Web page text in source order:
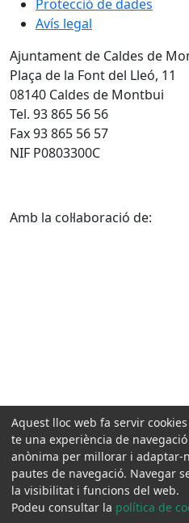
Protecció de dades
Avís legal
Ajuntament de Caldes de
Plaça de la Font del Lleó, 11
08140 Caldes de Montbui
Tel. 93 865 56 56
Fax 93 865 56 57
NIF P0803300C
Amb la col·laboració de:
Aquest lloc web fa servir
te una experiència de
anònima per millorar i adaptar-
pautes de navegació. Navegar
la visibilitat i funcions del web.
Podeu consultar la política de